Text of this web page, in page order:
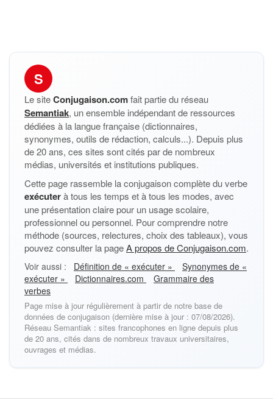
S
Le siteConjugaison.comfait partie du réseau
Semantiak, un ensemble indépendant de ressources
dédiées à la langue française (dictionnaires,
synonymes, outils de rédaction, calculs...). Depuis plus
de 20 ans, ces sites sont cités par de nombreux
médias, universités et institutions publiques.
Cette page rassemble la conjugaison complète du verbe
exécuterà tous les temps et à tous les modes, avec
une présentation claire pour un usage scolaire,
professionnel ou personnel. Pour comprendre notre
méthode (sources, relectures, choix des tableaux), vous
pouvez consulter la pageA propos de Conjugaison.com.
Voir aussi : Définition de « exécuter »
Synonymes de «
exécuter »
Dictionnaires.com
Grammaire des
verbes
Page mise à jour régulièrement à partir de notre base de
données de conjugaison (dernière mise à jour : 07/08/2026).
Réseau Semantiak : sites francophones en ligne depuis plus
de 20 ans, cités dans de nombreux travaux universitaires,
ouvrages et médias.